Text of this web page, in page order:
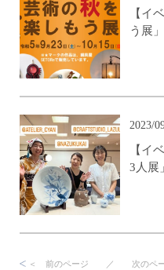
【イ
う展」
2023/
【イ
3人展
＜ 前のページ ／ 次のペ